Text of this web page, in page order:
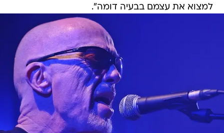
למצוא את עצמם בבעיה דומה".